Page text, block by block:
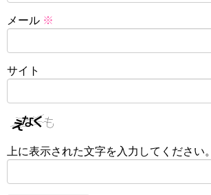
メール ※
サイト
上に表示された文字を入力してください。